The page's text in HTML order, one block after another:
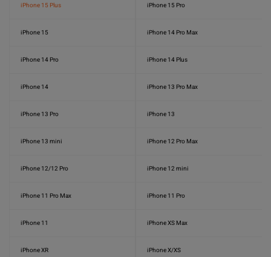
iPhone 15 Plus iPhone 15 Pro
iPhone 15 iPhone 14 Pro Max
iPhone 14 Pro iPhone 14 Plus
iPhone 14 iPhone 13 Pro Max
iPhone 13 Pro iPhone 13
iPhone 13 mini iPhone 12 Pro Max
iPhone 12/12 Pro iPhone 12 mini
iPhone 11 Pro Max iPhone 11 Pro
iPhone 11 iPhone XS Max
iPhone XR iPhone X/XS